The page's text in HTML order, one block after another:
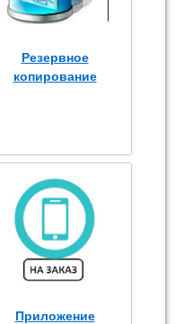
Резервное
копирование
Приложение